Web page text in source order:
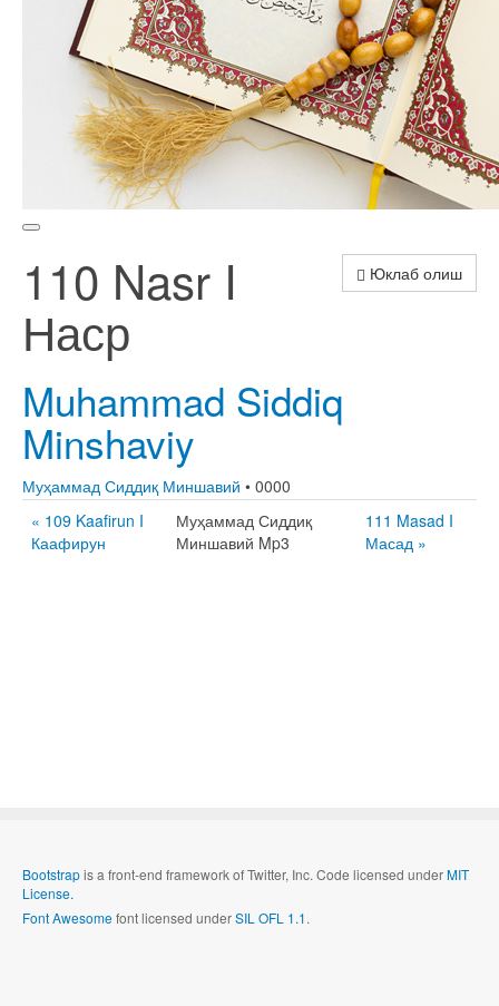
Юклаб олиш
110 Nasr I
Наср
Muhammad Siddiq
Minshaviy
Муҳаммад Сиддиқ Миншавий • 0000
« 109 Kaafirun I
Каафирун
Муҳаммад Сиддиқ
Миншавий Mp3
111 Masad I
Масад »
Bootstrapis a front-end framework of Twitter, Inc. Code licensed underMIT
License.
Font Awesomefont licensed underSIL OFL 1.1.